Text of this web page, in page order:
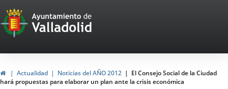
Portal
Web
del
Ayuntamiento
InicioActualidad Noticias del AÑO 2012
El Consejo Social de la Ciudad
hará propuestas para elaborar un plan ante la crisis económica